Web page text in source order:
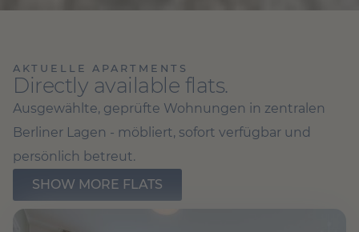
AKTUELLE APARTMENTS
Directly available flats.
Ausgewählte, geprüfte Wohnungen in zentralen
Berliner Lagen - möbliert, sofort verfügbar und
persönlich betreut.
SHOW MORE FLATS